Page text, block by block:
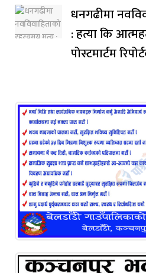
धनगढीमा
: हत्या कि
पोस्टमार्टम